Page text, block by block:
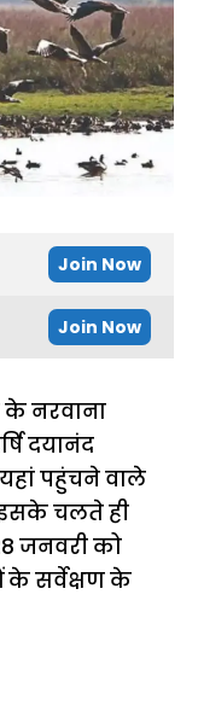
Join Now
Join Now
के नरवाना
दयानंद
यहां पहुंचने वाले
इसके चलते ही
जनवरी को
के सर्वेक्षण के